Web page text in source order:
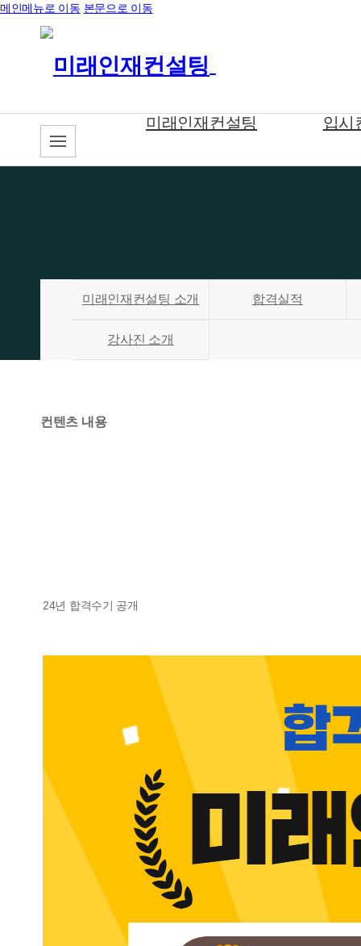
메인메뉴로 이동 본문으로 이동
미래인재컨설팅 소개 합격실적
강사진 소개
컨텐츠 내용
24년 합격수기 공개
미래인재컨설팅 입시